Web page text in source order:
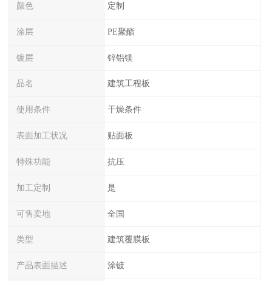
颜色 定制
涂层 PE聚酯
镀层 锌铝镁
品名 建筑工程板
使用条件 干燥条件
表面加工状况 贴面板
特殊功能 抗压
加工定制 是
可售卖地 全国
类型 建筑覆膜板
产品表面描述 涂镀